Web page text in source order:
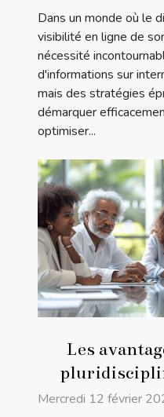
Dans un monde où le
visibilité en ligne de
nécessité
d'informations sur
mais des stratégies
démarquer
optimiser...
Les
Mercredi 12 février